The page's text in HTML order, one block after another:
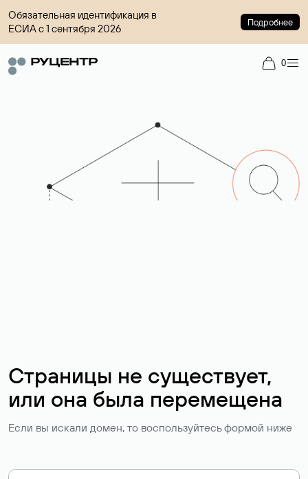
Обязательная идентификация в
ЕСИА с 1 сентября 2026
Подробнее
0
Страницы не существует,
или она была перемещена
Если вы искали домен, то воспользуйтесь формой ниже